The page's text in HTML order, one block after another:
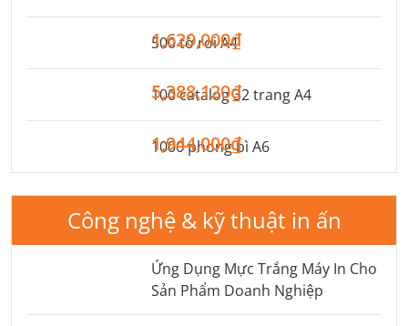
500 tờ rơi A4
1,620,000₫
100 catalog 32 trang A4
5,388,120₫
1000 phong bì A6
1,944,000₫
Công nghệ & kỹ thuật in ấn
Ứng Dụng Mực Trắng Máy In Cho
Sản Phẩm Doanh Nghiệp